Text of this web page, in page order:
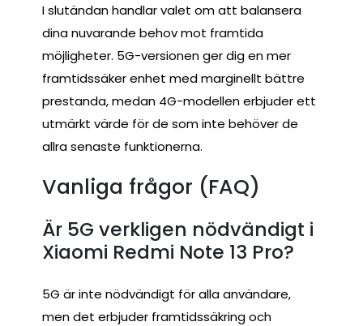
I slutändan handlar valet om att balansera
dina nuvarande behov mot framtida
möjligheter. 5G-versionen ger dig en mer
framtidssäker enhet med marginellt bättre
prestanda, medan 4G-modellen erbjuder ett
utmärkt värde för de som inte behöver de
allra senaste funktionerna.
Vanliga frågor (FAQ)
Är 5G verkligen nödvändigt i
Xiaomi Redmi Note 13 Pro?
5G är inte nödvändigt för alla användare,
men det erbjuder framtidssäkring och